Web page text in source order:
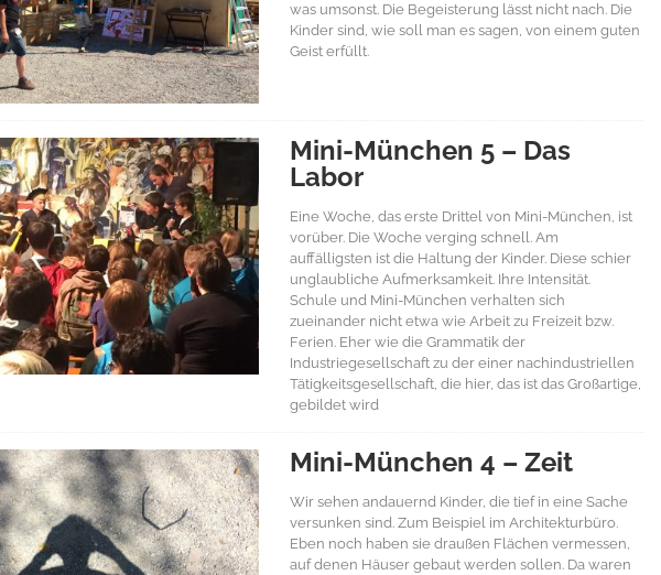
was umsonst. Die Begeisterung lässt nicht nach. Die
Kinder sind, wie soll man es sagen, von einem guten
Geist erfüllt.
Mini-München 5 – Das
Labor
Eine Woche, das erste Drittel von Mini-München, ist
vorüber. Die Woche verging schnell. Am
auffälligsten ist die Haltung der Kinder. Diese schier
unglaubliche Aufmerksamkeit. Ihre Intensität.
Schule und Mini-München verhalten sich
zueinander nicht etwa wie Arbeit zu Freizeit bzw.
Ferien. Eher wie die Grammatik der
Industriegesellschaft zu der einer nachindustriellen
Tätigkeitsgesellschaft, die hier, das ist das Großartige,
gebildet wird
Mini-München 4 – Zeit
Wir sehen andauernd Kinder, die tief in eine Sache
versunken sind. Zum Beispiel im Architekturbüro.
Eben noch haben sie draußen Flächen vermessen,
auf denen Häuser gebaut werden sollen. Da waren